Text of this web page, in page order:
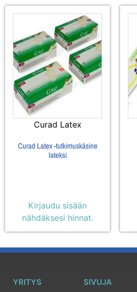
Curad Latex
Curad Latex -tutkimuskäsine
lateksi
Kirjaudu sisään
nähdäksesi hinnat.
YRITYS SIVUJA